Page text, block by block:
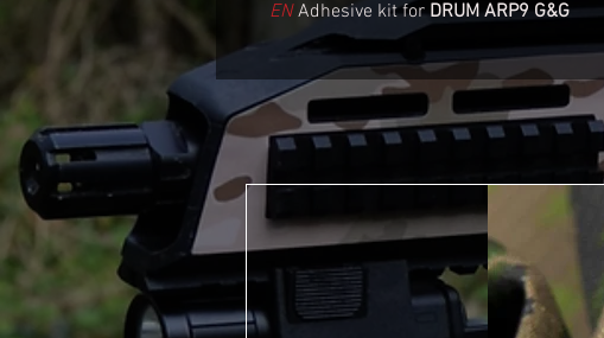
ENAdhesive kit forDRUM ARP9 G&G